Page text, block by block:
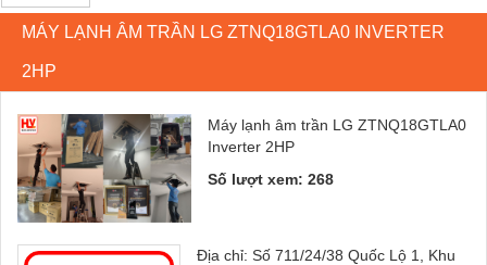
MÁY LẠNH ÂM TRẦN LG ZTNQ18GTLA0 INVERTER
2HP
Máy lạnh âm trần LG ZTNQ18GTLA0
Inverter 2HP
Số lượt xem: 268
Địa chỉ: Số 711/24/38 Quốc Lộ 1, Khu